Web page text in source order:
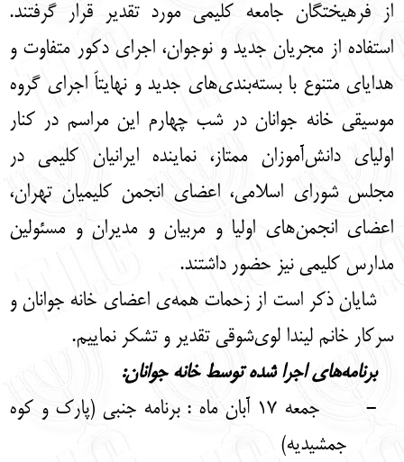
از فرهیختگان جامعه کلیمی مورد تقدیر قرار گرفتند.
استفاده از مجریان جدید و نوجوان، اجرای دکور متفاوت و
هدایای متنوع با بسته‌بندی‌های جدید و نهایتاً اجرای گروه
موسیقی خانه جوانان در شب چهارم این مراسم در کنار
اولیای دانش‌آموزان ممتاز، نماینده ایرانیان کلیمی در
مجلس شورای اسلامی، اعضای انجمن کلیمیان تهران،
اعضای انجمن‌های اولیا و مربیان و مدیران و مسئولین
مدارس کلیمی نیز حضور داشتند.
شایان ذکر است از زحمات همه‌ی اعضای خانه جوانان و
سرکار خانم لیندا لوی‌شوقی تقدیر و تشکر نماییم.
برنامه‌های اجرا شده توسط خانه جوانان:
-
جمعه 17 آبان ماه : برنامه جنبی (پارک و کوه
جمشیدیه)